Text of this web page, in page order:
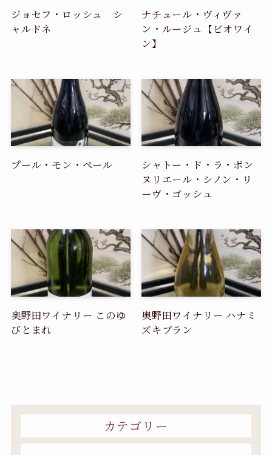
ジョセフ・ロッシュ シ
ャルドネ
ナチュール・ヴィヴァ
ン・ルージュ【ビオワイ
ン】
プール・モン・ペール
シャトー・ド・ラ・ボン
ヌリエール・シノン・リ
ーヴ・ゴッシュ
奥野田ワイナリー このゆ
びとまれ
奥野田ワイナリー ハナミ
ズキブラン
カテゴリー